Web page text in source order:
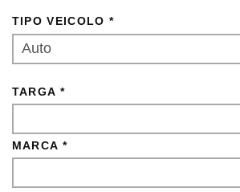
TIPO VEICOLO *
TARGA *
MARCA *